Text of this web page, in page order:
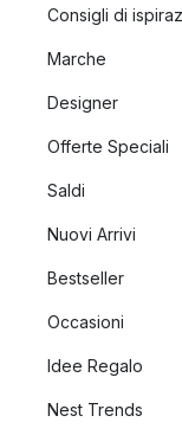
Consigli di
Marche
Designer
Offerte Speciali
Saldi
Nuovi Arrivi
Bestseller
Occasioni
Idee Regalo
Nest Trends